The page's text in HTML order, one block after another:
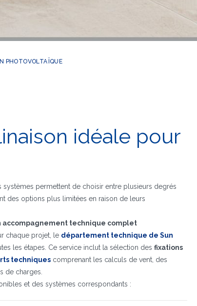
PHOTOVOLTAÏQUE
idéale pour
systèmes permettent de choisir entre plusieurs degrés
des options plus limitées en raison de leurs
accompagnement technique complet
chaque projet, le département technique de Sun
les étapes. Ce service inclut la sélection des fixations
techniques comprenant les calculs de vent, des
de charges.
et des systèmes correspondants :